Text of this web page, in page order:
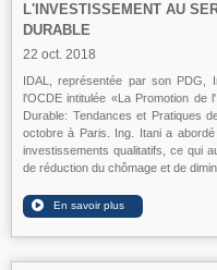
L'INVESTISSEMENT AU
DURABLE
22 oct. 2018
IDAL, représentée par son PDG,
l'OCDE intitulée «La Promotion de
Durable: Tendances et Pratiques
octobre à Paris. Ing. Itani a
investissements qualitatifs, ce qui
de réduction du chômage et de